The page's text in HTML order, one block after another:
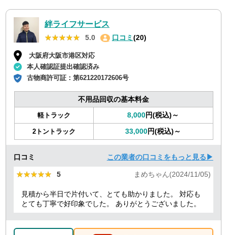
絆ライフサービス
★★★★★
★★★★★ 5.0 口コミ (20)
大阪府大阪市港区対応
本人確認証提出確認済み
古物商許可証：第621220172606号
不用品回収の基本料金
軽トラック 8,000円(税込)～
2トントラック 33,000円(税込)～
口コミ この業者の口コミをもっと見る▶
★★★★★
★★★★★ 5 まめちゃん(2024/11/05)
見積から半日で片付いて、とても助かりました。 対応も
とても丁寧で好印象でした。 ありがとうございました。